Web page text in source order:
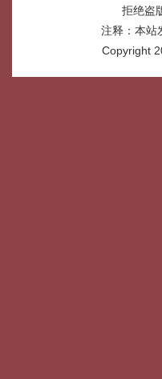
拒绝盗
注释：本站
Copyright